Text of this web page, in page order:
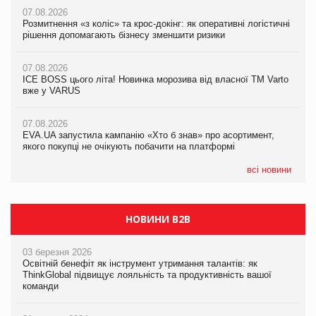
07.08.2026
Розмитнення «з коліс» та крос-докінг: як оперативні логістичні
рішення допомагають бізнесу зменшити ризики
07.08.2026
ICE BOSS цього літа! Новинка морозива від власної ТМ Varto
вже у VARUS
07.08.2026
EVA.UA запустила кампанію «Хто б знав» про асортимент,
якого покупці не очікують побачити на платформі
всі новини
07.08.2026
EVA.UA запустила кампанію «Хто б знав» про асортимент,
06.08.2026
Смачна новинка для хвостатих: у VARUS з’явилися паучі
05.08.2026
Мережа супермаркетів VARUS купує мережу магазинів
07.08.2026
Kraft Heinz скоротила збиток у першому півріччі
Продажі Hugo Boss впали на 9%
НОВИНИ B2B
03 березня 2026
Освітній бенефіт як інструмент утримання талантів: як
ThinkGlobal підвищує лояльність та продуктивність вашої
команди